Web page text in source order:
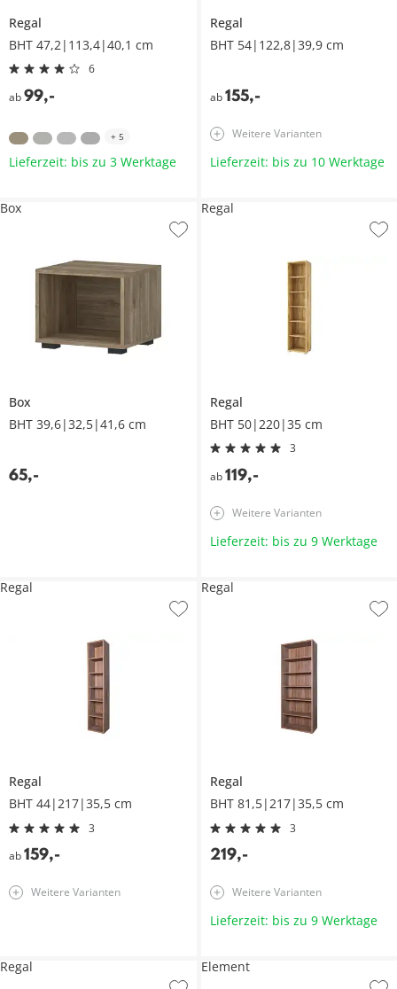
Regal
BHT 47,2|113,4|40,1 cm
6
ab99,-
+ 5
Lieferzeit: bis zu 3 Werktage
Regal
BHT 54|122,8|39,9 cm
ab 155,-
Weitere Varianten
Lieferzeit: bis zu 10 Werktage
Box
BHT 39,6|32,5|41,6 cm
65,-
Box
Regal
BHT 50|220|35 cm
3
ab 119,-
Regal
Weitere Varianten
Lieferzeit: bis zu 9 Werktage
Regal
BHT 44|217|35,5 cm
3
ab159,-
Regal
Weitere Varianten
Regal
BHT 81,5|217|35,5 cm
3
219,-
Regal
Weitere Varianten
Lieferzeit: bis zu 9 Werktage
Regal Element